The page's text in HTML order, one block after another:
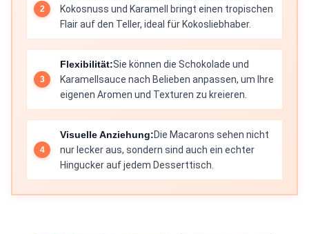
Kokosnuss und Karamell bringt einen tropischen
Flair auf den Teller, ideal für Kokosliebhaber.
Flexibilität:Sie können die Schokolade und
Karamellsauce nach Belieben anpassen, um Ihre
eigenen Aromen und Texturen zu kreieren.
Visuelle Anziehung:Die Macarons sehen nicht
nur lecker aus, sondern sind auch ein echter
Hingucker auf jedem Desserttisch.